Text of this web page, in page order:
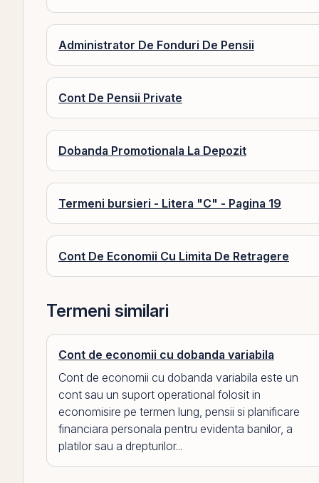
Administrator De Fonduri De Pensii
Cont De Pensii Private
Dobanda Promotionala La Depozit
Termeni bursieri - Litera "C" - Pagina 19
Cont De Economii Cu Limita De Retragere
Termeni similari
Cont de economii cu dobanda variabila
Cont de economii cu dobanda variabila este un
cont sau un suport operational folosit in
economisire pe termen lung, pensii si planificare
financiara personala pentru evidenta banilor, a
platilor sau a drepturilor...